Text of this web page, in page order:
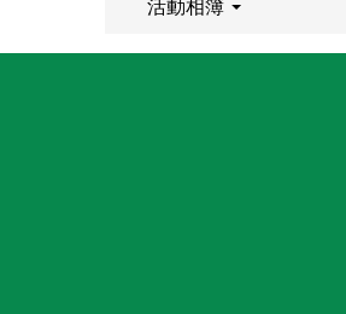
活動相簿